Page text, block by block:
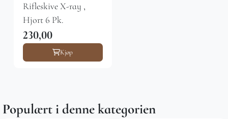
Rifleskive X-ray ,
Hjort 6 Pk.
230,00
Kjøp
Populært i denne kategorien